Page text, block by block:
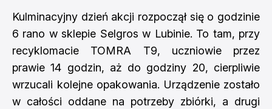
Kulminacyjny dzień akcji rozpoczął się o godzinie
6 rano w sklepie Selgros w Lubinie. To tam, przy
recyklomacie TOMRA T9, uczniowie przez
prawie 14 godzin, aż do godziny 20, cierpliwie
wrzucali kolejne opakowania. Urządzenie zostało
w całości oddane na potrzeby zbiórki, a drugi